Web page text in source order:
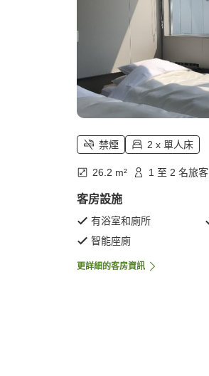
禁煙 2 x 單人床
26.2 m² 1 至 2 名旅客
客房設施
有浴室和廁所
智能座廁
更詳細的客房資訊